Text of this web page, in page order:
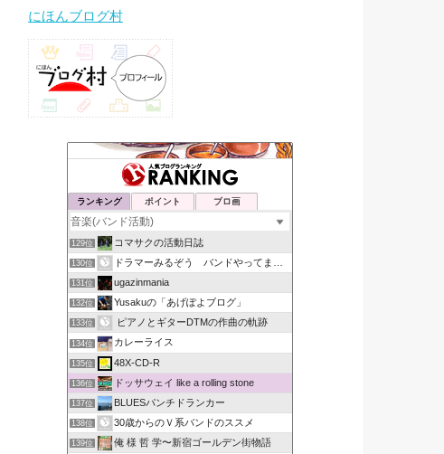
にほんブログ村
ランキング ポイント ブロ画
129位 コマサクの活動日誌
130位 ドラマーみるぞう バンドやってまするぅ
131位 ugazinmania
132位 Yusakuの「あげぽよブログ」
133位 ピアノとギターDTMの作曲の軌跡
134位 カレーライス
135位 48X-CD-R
136位 ドッサウェイ like a rolling stone
137位 BLUESパンチドランカー
138位 30歳からのＶ系バンドのススメ
139位 俺 様 哲 学〜新宿ゴールデン街物語